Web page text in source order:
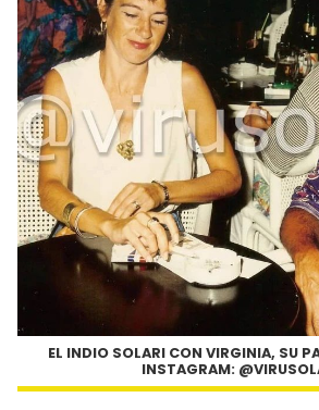
EL INDIO SOLARI CON VIRGINIA, SU
INSTAGRAM: